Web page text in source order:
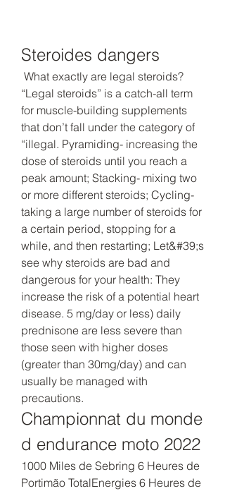
Steroides dangers
“Legal steroids” is a catch-all term
for muscle-building supplements
that don’t fall under the category of
“illegal. Pyramiding- increasing the
dose of steroids until you reach a
peak amount; Stacking- mixing two
or more different steroids; Cycling-
taking a large number of steroids for
a certain period, stopping for a
while, and then restarting; Let&#39;s
see why steroids are bad and
dangerous for your health: They
increase the risk of a potential heart
disease. 5 mg/day or less) daily
prednisone are less severe than
those seen with higher doses
(greater than 30mg/day) and can
usually be managed with
precautions.
Championnat du monde
d endurance moto 2022
1000 Miles de Sebring 6 Heures de
Portimão TotalEnergies 6 Heures de